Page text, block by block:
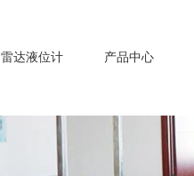
雷达液位计 产品中心